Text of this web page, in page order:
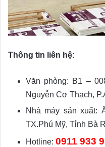
Thông tin liên hệ:
Văn phòng: B1 –
Nguyễn Cơ Thạch,
Nhà máy sản xuất:
TX.Phú Mỹ, Tỉnh Bà
Hotline: 0911 933